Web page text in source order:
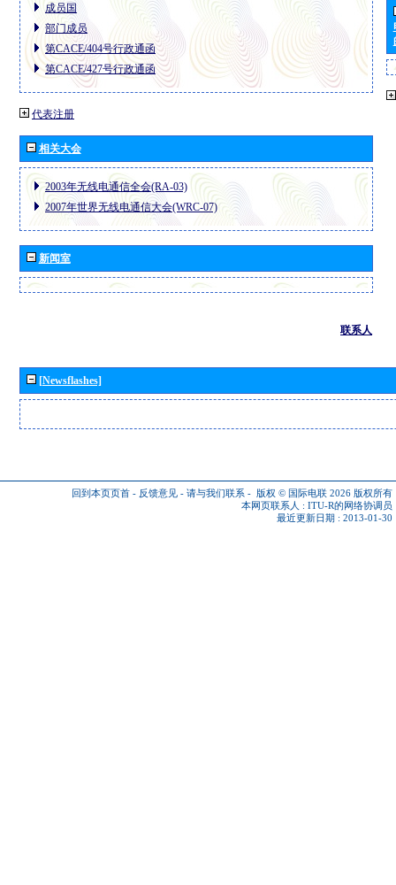
成员国
部门成员
第CACE/404号行政通函
第CACE/427号行政通函
代表注册
相关大会
2003年无线电通信全会(RA-03)
2007年世界无线电通信大会(WRC-07)
新闻室
联系人
[Newsflashes]
回到本页页首 - 反馈意见 - 请与我们联系 - 版权 © 国际电联 2026 版权所有
本网页联系人 : ITU-R的网络协调员
最近更新日期 : 2013-01-30